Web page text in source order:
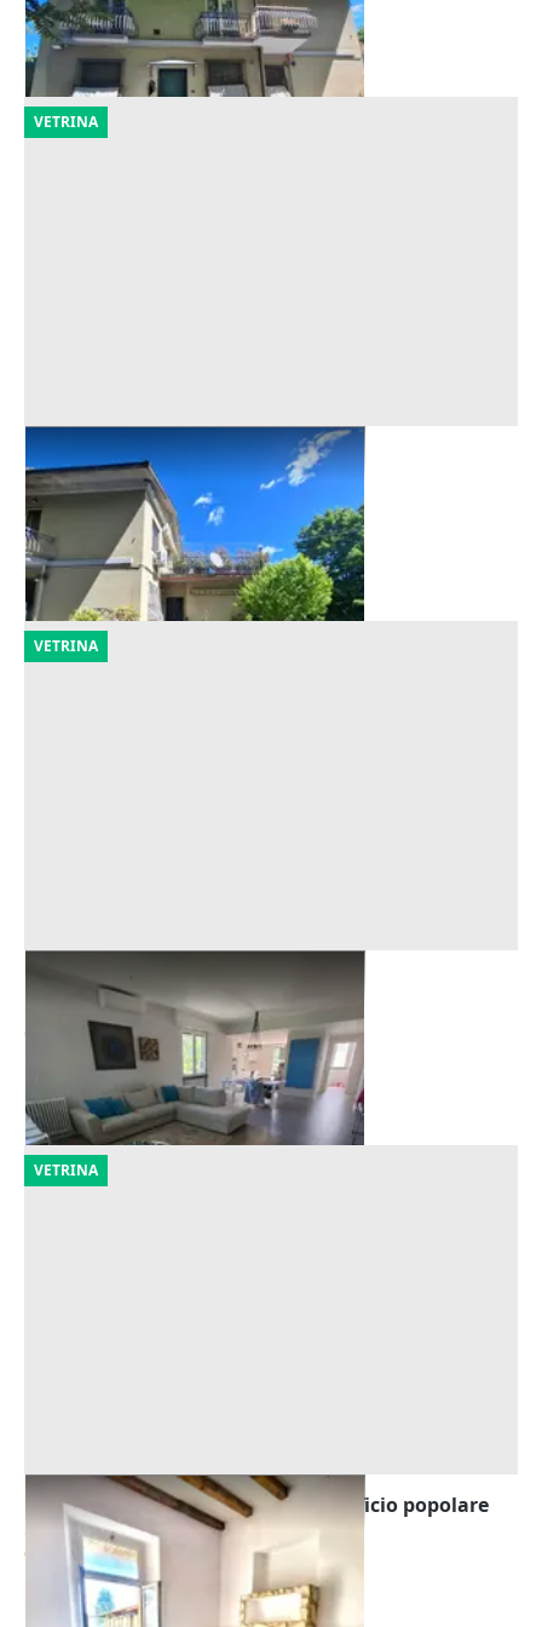
Genova (Genova)
18/09/2026
VETRINA
Asta Appartamento al piano terra
Genova (Genova)
Offerta minima
33.164 €
18/09/2026
VETRINA
Asta Appartamento al piano primo
Genova (Genova)
Offerta minima
68.273 €
18/09/2026
VETRINA
Asta Monocamera e cantina in edificio popolare
Bernareggio (Monza e della Brianza)
Offerta minima
9.435 €
14/09/2026